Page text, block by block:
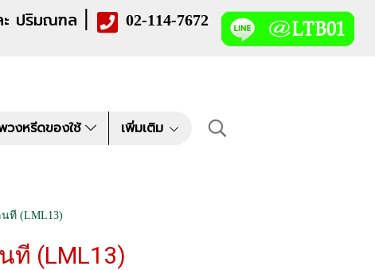
ะ ปริมณฑล | 02-114-7672
วงหรีดของใช้ เพิ่มเติม
ที (LML13)
ที (LML13)